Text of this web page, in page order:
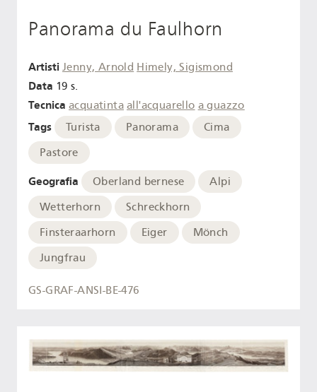
Panorama du Faulhorn
Artisti Jenny, Arnold Himely, Sigismond
Data 19 s.
Tecnica acquatinta all'acquarello a guazzo
Tags Turista Panorama
Cima
Pastore
Geografia Oberland bernese
Alpi
Wetterhorn
Schreckhorn
Finsteraarhorn
Eiger
Mönch
Jungfrau
GS-GRAF-ANSI-BE-476